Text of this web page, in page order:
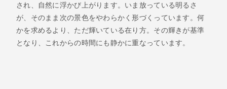
され、自然に浮かび上がります。いま放っている明るさ
が、そのまま次の景色をやわらかく形づくっています。何
かを求めるより、ただ輝いている在り方。その輝きが基準
となり、これからの時間にも静かに重なっています。